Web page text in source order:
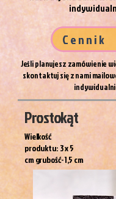
Cennik
Jeśli planujesz zamówienie
skontaktuj się z nami
Prostokąt
Wielkość
produktu: 3 x 5
cm grubość- 1,5 cm